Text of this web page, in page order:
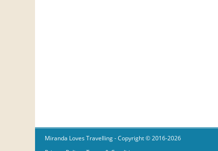
Miranda Loves Travelling- Copyright © 2016-2026